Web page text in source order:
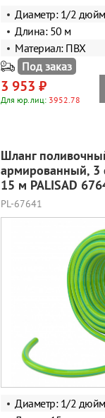
Диаметр: 1/2
Длина: 50 м
Материал: ПВХ
Под заказ
3 953 ₽
Для юр.лиц: 3952.78
Шланг
армированный, 3
15 м PALISAD
PL-67641
Диаметр: 1/2